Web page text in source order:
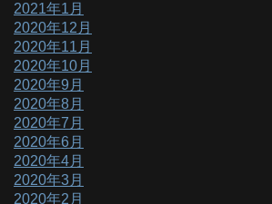
2021年1月
2020年12月
2020年11月
2020年10月
2020年9月
2020年8月
2020年7月
2020年6月
2020年4月
2020年3月
2020年2月